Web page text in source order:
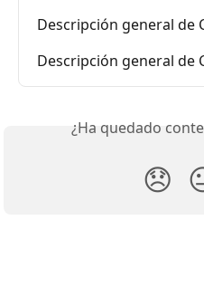
Descripción general de
Descripción general de
¿Ha quedado
😞